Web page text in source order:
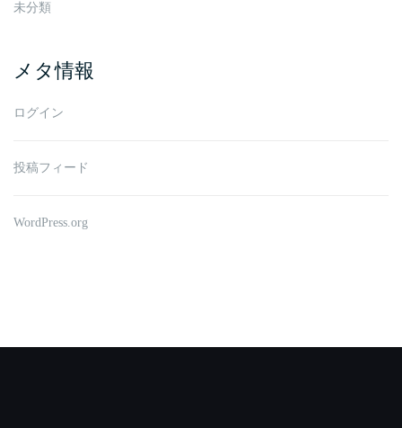
未分類
メタ情報
ログイン
投稿フィード
WordPress.org